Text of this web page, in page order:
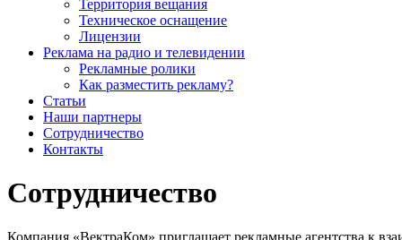
Территория вещания
Техническое оснащение
Лицензии
Реклама на радио и телевидении
Рекламные ролики
Как разместить рекламу?
Статьи
Наши партнеры
Сотрудничество
Контакты
Сотрудничество
Компания «ВектраКом» приглашает рекламные агентства к